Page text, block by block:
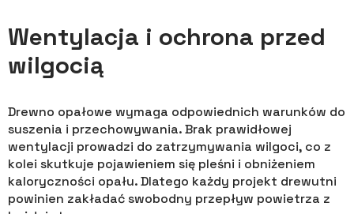
Wentylacja i ochrona przed
wilgocią
Drewno opałowe wymaga odpowiednich warunków do
suszenia i przechowywania. Brak prawidłowej
wentylacji prowadzi do zatrzymywania wilgoci, co z
kolei skutkuje pojawieniem się pleśni i obniżeniem
kaloryczności opału. Dlatego każdy projekt drewutni
powinien zakładać swobodny przepływ powietrza z